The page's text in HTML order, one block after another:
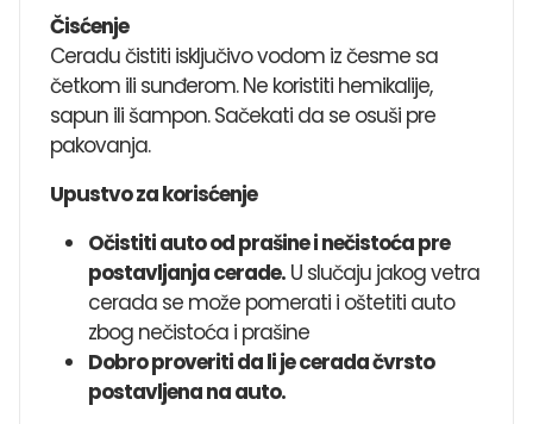
Čisćenje
Ceradu čistiti isključivo vodom iz česme sa
četkom ili sunđerom. Ne koristiti hemikalije,
sapun ili šampon. Sačekati da se osuši pre
pakovanja.
Upustvo za korisćenje
Očistiti auto od prašine i nečistoća pre
postavljanja cerade. U slučaju jakog vetra
cerada se može pomerati i oštetiti auto
zbog nečistoća i prašine
Dobro proveriti da li je cerada čvrsto
postavljena na auto.